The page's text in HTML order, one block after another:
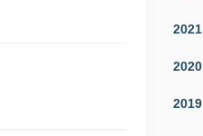
2021
2020
2019